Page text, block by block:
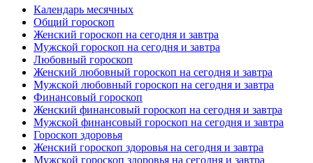
Календарь месячных
Общий гороскоп
Женский гороскоп на сегодня и завтра
Мужской гороскоп на сегодня и завтра
Любовный гороскоп
Женский любовный гороскоп на сегодня и завтра
Мужской любовный гороскоп на сегодня и завтра
Финансовый гороскоп
Женский финансовый гороскоп на сегодня и завтра
Мужской финансовый гороскоп на сегодня и завтра
Гороскоп здоровья
Женский гороскоп здоровья на сегодня и завтра
Мужской гороскоп здоровья на сегодня и завтра